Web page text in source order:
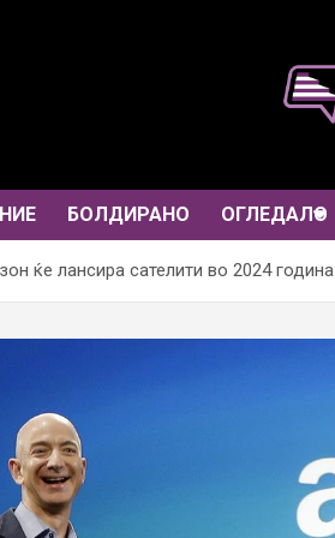
НИЕ БОЛДИРАНО ОГЛЕДАЛО
ќе лансира сателити во 2024 година